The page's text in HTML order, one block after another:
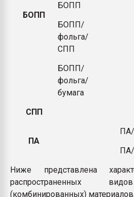
БОПП
БОПП
БОПП/
фольга/
СПП
БОПП/
фольга/
бумага
СПП
ПА
Ниже представлена
распространенных
(комбинированных) материалов.